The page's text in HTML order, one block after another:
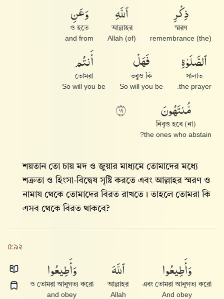
ذِكْرِ
স্মরণ
(the) remembrance
ٱللَّهِ
আল্লাহর
(of) Allah
وَعَنِ
ও হতে
and from
ٱلصَّلَوٰةِ
সালাত
the prayer.
فَهَلْ
তবুও কি
So will you be
أَنتُم
তোমরা
So will you be
مُّنتَهُونَ
নিবৃত্ত হবে (না)
the ones who abstain?
٩١
শয়তান তো চায় মদ ও জুয়ার মাধ্যমে তোমাদের মধ্যে
শত্রুতা ও হিংসা-বিদ্বেষ সৃষ্টি করতে এবং আল্লাহর স্মরণ ও
নামায থেকে তোমাদের বিরত রাখতে। তাহলে তোমরা কি
এসব থেকে বিরত থাকবে?
৫:৯২
وَأَطِيعُوا۟
এবং তোমরা আনুগত্য করো
And obey
ٱللَّهَ
আল্লাহর
Allah
وَأَطِيعُوا۟
ও তোমরা আনুগত্য করো
and obey